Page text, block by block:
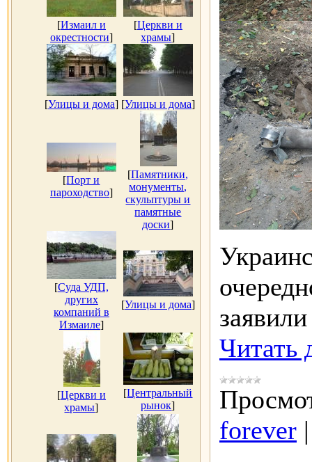
[Измаил и
окрестности]
[Церкви и
храмы]
[Улицы и дома] [Улицы и дома]
[Порт и
пароходство]
[Памятники,
монументы,
скульптуры и
памятные
доски]
[Суда УДП,
других
компаний в
Измаиле]
[Улицы и дома]
[Церкви и
храмы]
[Центральный
рынок]
Читать
forever